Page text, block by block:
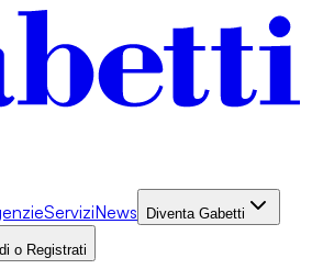
ServiziNews Diventa Gabetti
o Registrati